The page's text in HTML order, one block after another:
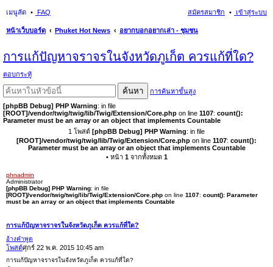
เมนูลัด FAQ เข้าสู่ระบบ
สมัครสมาชิก
หน้าเว็บบอร์ด Phuket Hot News
อยากบอกอยากเล่า - ชุมชน
การแก้ปัญหาจราจรในจังหวัดภูเก็ต ควรแก้ที่ใด?
ตอบกระทู้
ค้นหา
การค้นหาขั้นสูง
[phpBB Debug] PHP Warning: in file
[ROOT]/vendor/twig/twig/lib/Twig/Extension/Core.php on line 1107: count():
Parameter must be an array or an object that implements Countable
1 โพสต์ [phpBB Debug] PHP Warning: in file
[ROOT]/vendor/twig/twig/lib/Twig/Extension/Core.php on line 1107: count():
Parameter must be an array or an object that implements Countable
• หน้า 1จากทั้งหมด 1
phnadmin
Administrator
[phpBB Debug] PHP Warning: in file
[ROOT]/vendor/twig/twig/lib/Twig/Extension/Core.php on line 1107: count(): Parameter
must be an array or an object that implements Countable
การแก้ปัญหาจราจรในจังหวัดภูเก็ต ควรแก้ที่ใด?
อ้างคำพูด
โพสต์ศุกร์ 22 พ.ค. 2015 10:45 am
การแก้ปัญหาจราจรในจังหวัดภูเก็ต ควรแก้ที่ใด?